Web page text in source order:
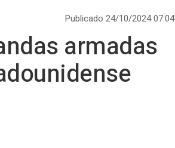
Publicado 24/10/2024 07:04
armadas